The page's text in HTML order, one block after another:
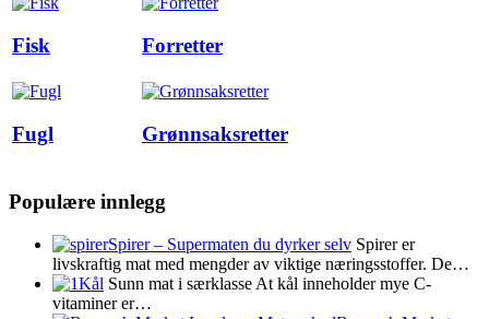
Fisk Forretter
Fugl Grønnsaksretter
Populære innlegg
Spirer – Supermaten du dyrker selv Spirer er
livskraftig mat med mengder av viktige næringsstoffer. De…
Kål Sunn mat i særklasse At kål inneholder mye C-
vitaminer er…